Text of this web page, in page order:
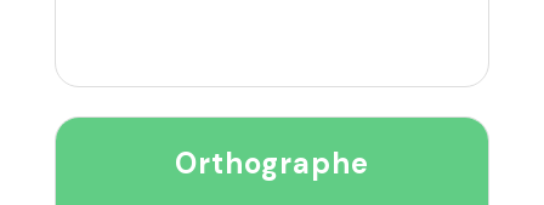
Orthographe